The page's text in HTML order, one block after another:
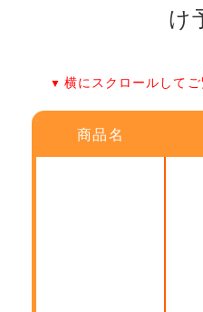
け
横にスクロールして
商品名